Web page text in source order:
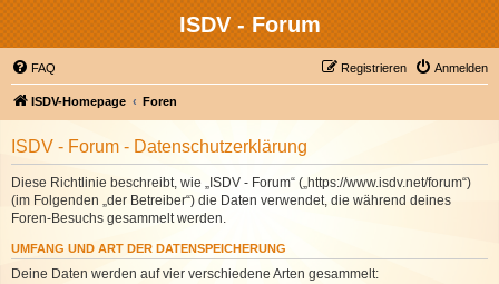
ISDV - Forum
FAQ Anmelden
Registrieren
ISDV-Homepage Foren
ISDV - Forum - Datenschutzerklärung
Diese Richtlinie beschreibt, wie „ISDV - Forum“ („https://www.isdv.net/forum“)
(im Folgenden „der Betreiber“) die Daten verwendet, die während deines
Foren-Besuchs gesammelt werden.
UMFANG UND ART DER DATENSPEICHERUNG
Deine Daten werden auf vier verschiedene Arten gesammelt: